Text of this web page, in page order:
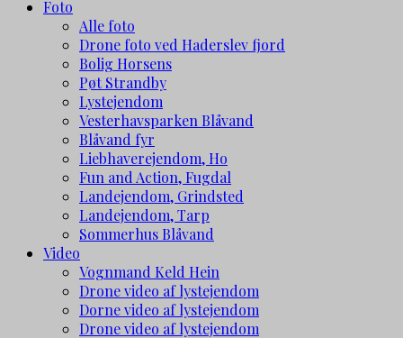
Foto
Alle foto
Drone foto ved Haderslev fjord
Bolig Horsens
Pøt Strandby
Lystejendom
Vesterhavsparken Blåvand
Blåvand fyr
Liebhaverejendom, Ho
Fun and Action, Fugdal
Landejendom, Grindsted
Landejendom, Tarp
Sommerhus Blåvand
Video
Vognmand Keld Hein
Drone video af lystejendom
Dorne video af lystejendom
Drone video af lystejendom